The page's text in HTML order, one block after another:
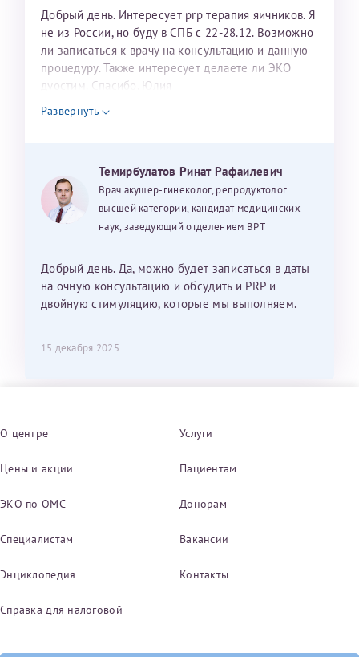
Добрый день. Интересует prp терапия яичников. Я
не из России, но буду в СПБ с 22-28.12. Возможно
ли записаться к врачу на консультацию и данную
процедуру. Также интересует делаете ли ЭКО
дуостим. Спасибо. Юлия
Развернуть
Темирбулатов Ринат Рафаилевич
Врач акушер-гинеколог, репродуктолог
высшей категории, кандидат медицинских
наук, заведующий отделением ВРТ
Добрый день. Да, можно будет записаться в даты
на очную консультацию и обсудить и PRP и
двойную стимуляцию, которые мы выполняем.
15 декабря 2025
О центре Услуги
Цены и акции Пациентам
ЭКО по ОМС Донорам
Специалистам Вакансии
Энциклопедия Контакты
Справка для налоговой